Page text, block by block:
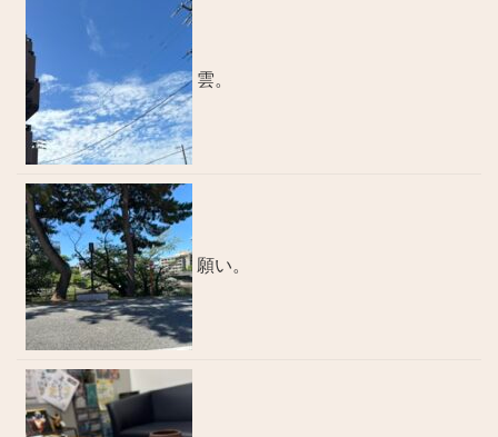
雲。
願い。